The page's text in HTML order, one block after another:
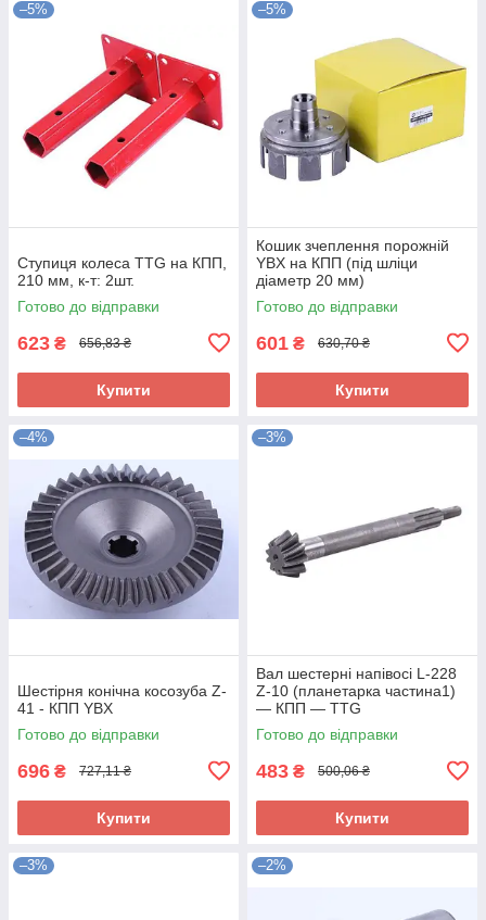
–5%
Ступиця колеса TTG на КПП,
210 мм, к-т: 2шт.
Готово до відправки
623 ₴ 656,83 ₴
Купити
–5%
Кошик зчеплення порожній
YBX на КПП (під шліци
діаметр 20 мм)
Готово до відправки
601 ₴ 630,70 ₴
Купити
–4%
Шестірня конічна косозуба Z-
41 - КПП YBX
Готово до відправки
696 ₴ 727,11 ₴
Купити
–3%
Вал шестерні напівосі L-228
Z-10 (планетарка частина1)
— КПП — TTG
Готово до відправки
483 ₴ 500,06 ₴
Купити
–3% –2%